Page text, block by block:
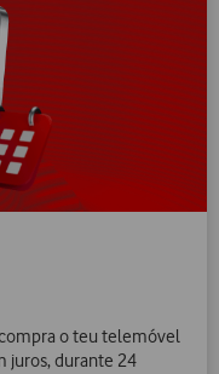
o teu telemóvel
juros, durante 24